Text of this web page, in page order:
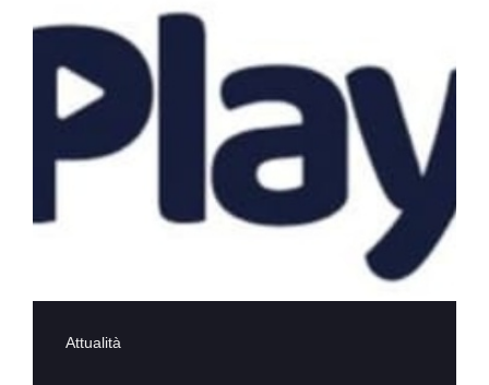
Attualità